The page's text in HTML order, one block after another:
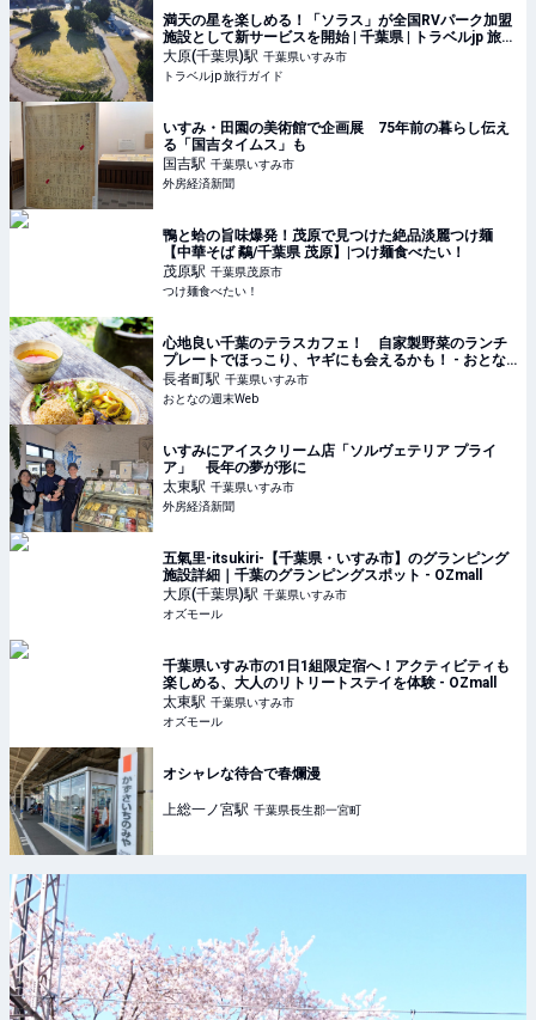
満天の星を楽しめる！「ソラス」が全国RVパーク加盟
施設として新サービスを開始 | 千葉県 | トラベルjp 旅行
ガイド
大原(千葉県)駅 千葉県いすみ市
トラベルjp 旅行ガイド
いすみ・田園の美術館で企画展 75年前の暮らし伝え
る「国吉タイムス」も
国吉駅 千葉県いすみ市
外房経済新聞
鴨と蛤の旨味爆発！茂原で見つけた絶品淡麗つけ麺
【中華そば 鷸/千葉県 茂原】|つけ麺食べたい！
茂原駅 千葉県茂原市
つけ麺食べたい！
心地良い千葉のテラスカフェ！ 自家製野菜のランチ
プレートでほっこり、ヤギにも会えるかも！ - おとな
の週末Web
長者町駅 千葉県いすみ市
おとなの週末Web
いすみにアイスクリーム店「ソルヴェテリア プライ
ア」 長年の夢が形に
太東駅 千葉県いすみ市
外房経済新聞
五氣里-itsukiri-【千葉県・いすみ市】のグランピング
施設詳細｜千葉のグランピングスポット - OZmall
大原(千葉県)駅 千葉県いすみ市
オズモール
千葉県いすみ市の1日1組限定宿へ！アクティビティも
楽しめる、大人のリトリートステイを体験 - OZmall
太東駅 千葉県いすみ市
オズモール
オシャレな待合で春爛漫
上総一ノ宮駅 千葉県長生郡一宮町